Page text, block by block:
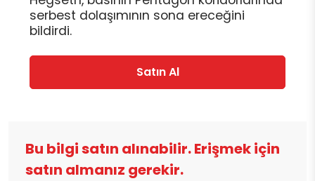
serbest dolaşımının sona ereceğini
bildirdi.
Satın Al
Bu bilgi satın alınabilir. Erişmek için
satın almanız gerekir.